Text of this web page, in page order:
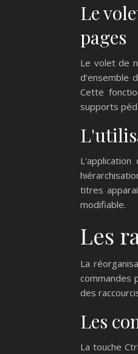
Le
pages
Le volet de
d'ensemble
Cette
supports
titres
modifiable.
Les
La
commandes
des
Les
La touche